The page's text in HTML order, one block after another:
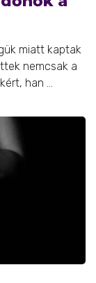
miatt kaptak
nemcsak a
han ...